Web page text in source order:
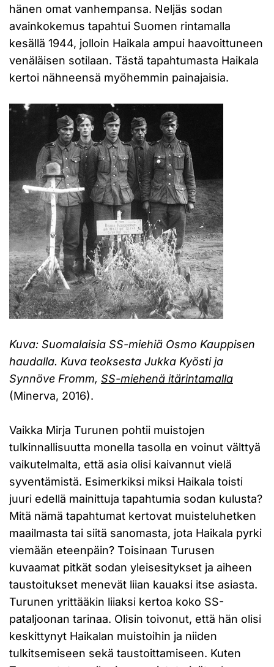
hänen omat vanhempansa. Neljäs sodan
avainkokemus tapahtui Suomen rintamalla
kesällä 1944, jolloin Haikala ampui haavoittuneen
venäläisen sotilaan. Tästä tapahtumasta Haikala
kertoi nähneensä myöhemmin painajaisia.
Kuva: Suomalaisia SS-miehiä Osmo Kauppisen
haudalla. Kuva teoksesta Jukka Kyösti ja
Synnöve Fromm, SS-miehenä itärintamalla
(Minerva, 2016).
Vaikka Mirja Turunen pohtii muistojen
tulkinnallisuutta monella tasolla en voinut välttyä
vaikutelmalta, että asia olisi kaivannut vielä
syventämistä. Esimerkiksi miksi Haikala toisti
juuri edellä mainittuja tapahtumia sodan kulusta?
Mitä nämä tapahtumat kertovat muisteluhetken
maailmasta tai siitä sanomasta, jota Haikala pyrki
viemään eteenpäin? Toisinaan Turusen
kuvaamat pitkät sodan yleisesitykset ja aiheen
taustoitukset menevät liian kauaksi itse asiasta.
Turunen yrittääkin liiaksi kertoa koko SS-
pataljoonan tarinaa. Olisin toivonut, että hän olisi
keskittynyt Haikalan muistoihin ja niiden
tulkitsemiseen sekä taustoittamiseen. Kuten